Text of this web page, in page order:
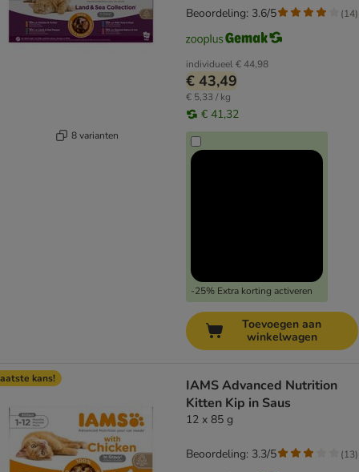
8 varianten
individueel€ 44,98
€ 43,49
€ 5,33 / kg
€ 41,32
-25% Extra korting activeren
Beoordeling: 3.6/5 (14)
Toevoegen aan
winkelwagen
kans!
IAMS Advanced Nutrition
Kitten Kip in Saus
12 x 85 g
Beoordeling: 3.3/5 (13)